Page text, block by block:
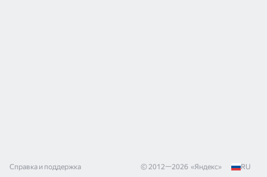
Справка и поддержка © 2012—2026 «Яндекс» RU